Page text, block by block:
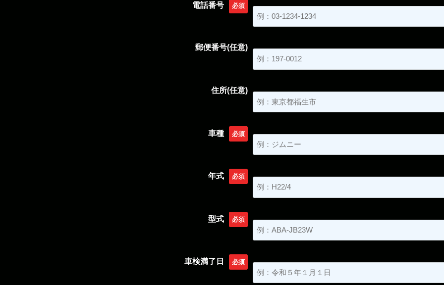
電話番号 必須
郵便番号(任意)
住所(任意)
車種 必須
年式 必須
型式 必須
車検満了日 必須